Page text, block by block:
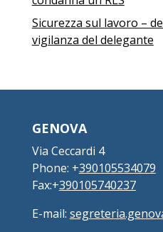
Sicurezza sul lavoro –
vigilanza del delegante
GENOVA
Via Ceccardi 4
Phone: +390105534079
Fax:+390105740237
E-mail: